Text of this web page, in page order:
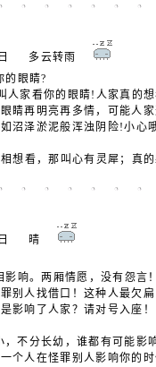
日 多云转雨
眼睛?
家看你的眼睛!人家真的想
睛再明亮再多情，可能人
沼泽淤泥般浑浊阴险!小心
看，那叫心有灵犀；真的
日 晴
影响。两厢情愿，没有怨言
别人找借口！这种人最欠
影响了人家？请对号入座！
，不分长幼，谁都有可能影
个人在怪罪别人影响你的